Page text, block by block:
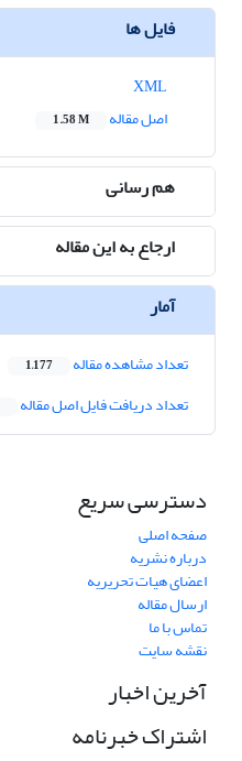
فایل ها
اصل مقاله
1.58 M
هم رسانی
ارجاع به این مقاله
آمار
تعداد مشاهده مقاله 1,177
تعداد دریافت فایل اصل مقاله
دسترسی سریع
صفحه اصلی
درباره نشریه
اعضای هیات تحریریه
ارسال مقاله
تماس با ما
نقشه سایت
آخرین اخبار
اشتراک خبرنامه